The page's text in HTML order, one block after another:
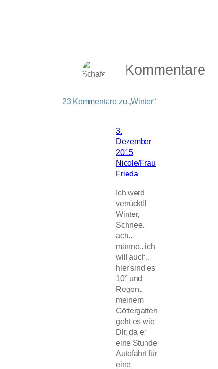
Kommentare
23 Kommentare zu „Winter“
3.
Dezember
2015
Nicole/Frau
Frieda
Ich werd'
verrückt!!
Winter,
Schnee..
ach..
männo.. ich
will auch..
hier sind es
10° und
Regen..
meinem
Göttergatten
geht es wie
Dir, da er
eine Stunde
Autofahrt für
eine